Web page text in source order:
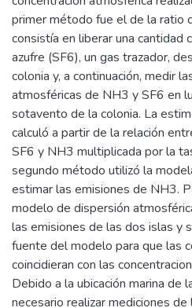
primer método fue el de la ratio
consistía en liberar una cantidad
azufre (SF6), un gas trazador,
colonia y, a continuación, medir
atmosféricas de NH3 y SF6 en
sotavento de la colonia. La
calculó a partir de la relación
SF6 y NH3 multiplicada por la
segundo método utilizó la
estimar las emisiones de NH3.
modelo de dispersión
las emisiones de las dos islas y
fuente del modelo para que las
coincidieran con las
Debido a la ubicación marina de
necesario realizar mediciones de